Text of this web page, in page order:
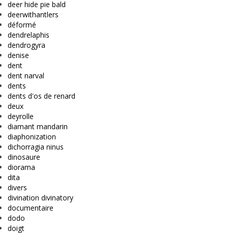
deer hide pie bald
deerwithantlers
déformé
dendrelaphis
dendrogyra
denise
dent
dent narval
dents
dents d'os de renard
deux
deyrolle
diamant mandarin
diaphonization
dichorragia ninus
dinosaure
diorama
dita
divers
divination divinatory
documentaire
dodo
doigt